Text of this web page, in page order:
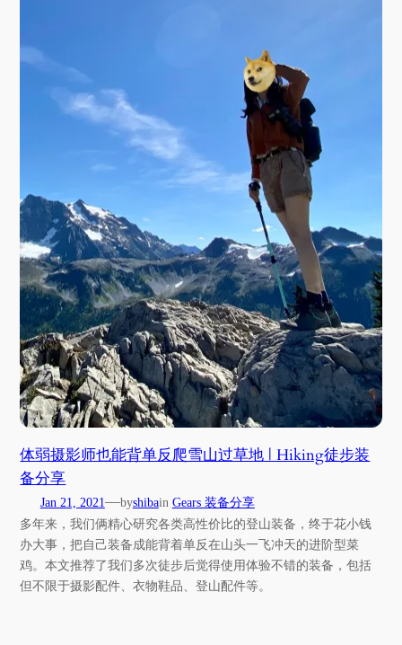
体弱摄影师也能背单反爬雪山过草地 | Hiking徒步装
备分享
Jan 21, 2021—byshibain Gears 装备分享
多年来，我们俩精心研究各类高性价比的登山装备，终于花小钱
办大事，把自己装备成能背着单反在山头一飞冲天的进阶型菜
鸡。本文推荐了我们多次徒步后觉得使用体验不错的装备，包括
但不限于摄影配件、衣物鞋品、登山配件等。